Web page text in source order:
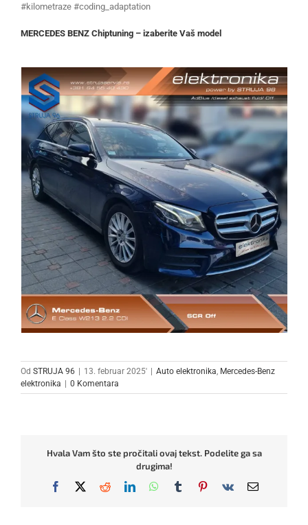
#kilometraze #coding_adaptation
MERCEDES BENZ Chiptuning – izaberite Vaš model
Od STRUJA 96 | 13. februar 2025' | Auto elektronika Mercedes-Benz
elektronika | 0 Komentara
Hvala Vam što ste pročitali ovaj tekst. Podelite ga sa
drugima!
Facebook
X RedditLinkedInWhatsApp
TumblrPinterest
Vk Email